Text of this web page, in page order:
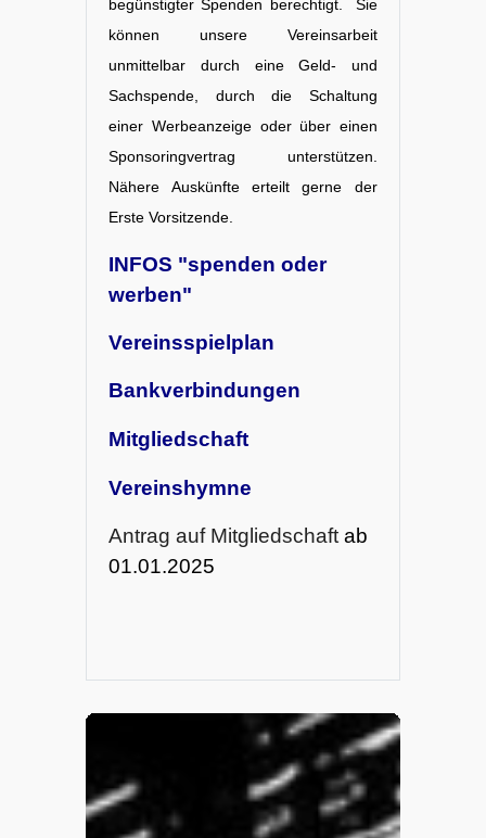
begünstigter Spenden berechtigt. Sie
können unsere Vereinsarbeit
unmittelbar durch eine Geld- und
Sachspende, durch die Schaltung
einer Werbeanzeige oder über einen
Sponsoringvertrag unterstützen.
Nähere Auskünfte erteilt gerne der
Erste Vorsitzende.
INFOS "spenden oder
werben"
Vereinsspielplan
Bankverbindungen
Mitgliedschaft
Vereinshymne
Antrag auf Mitgliedschaftab
01.01.2025